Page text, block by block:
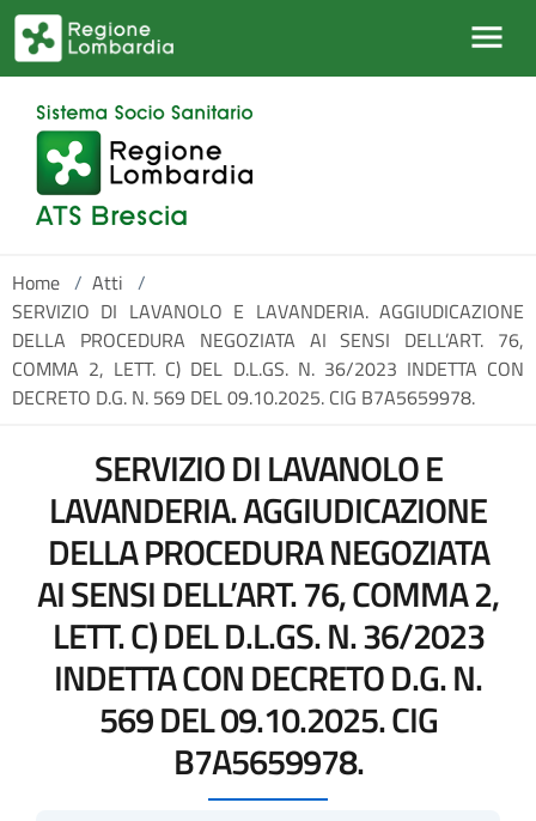
Salta al contenuto principale
Home / Atti /
SERVIZIO DI LAVANOLO E LAVANDERIA. AGGIUDICAZIONE
DELLA PROCEDURA NEGOZIATA AI SENSI DELL’ART. 76,
COMMA 2, LETT. C) DEL D.L.GS. N. 36/2023 INDETTA CON
DECRETO D.G. N. 569 DEL 09.10.2025. CIG B7A5659978.
SERVIZIO DI LAVANOLO E
LAVANDERIA. AGGIUDICAZIONE
DELLA PROCEDURA NEGOZIATA
AI SENSI DELL’ART. 76, COMMA 2,
LETT. C) DEL D.L.GS. N. 36/2023
INDETTA CON DECRETO D.G. N.
569 DEL 09.10.2025. CIG
B7A5659978.